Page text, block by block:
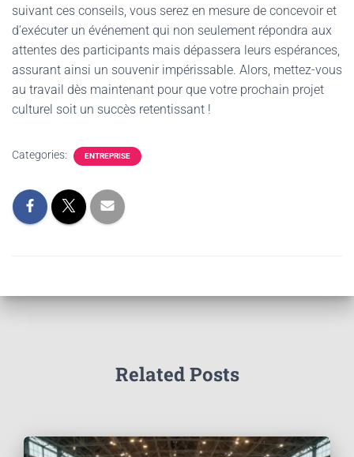
suivant ces conseils, vous serez en mesure de concevoir et
d’exécuter un événement qui non seulement répondra aux
attentes des participants mais dépassera leurs espérances,
assurant ainsi un souvenir impérissable. Alors, mettez-vous
au travail dès maintenant pour que votre prochain projet
culturel soit un succès retentissant !
Categories: ENTREPRISE
Related Posts